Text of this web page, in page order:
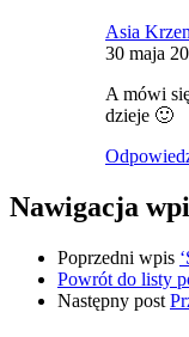
Asia
30 maja
A mówi
dzieje 🙂
Nawigacja
Poprzedni wpis
Powrót do listy
Następny post